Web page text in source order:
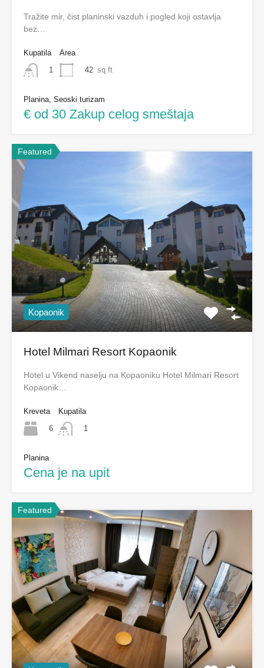
Tražite mir, čist planinski vazduh i pogled koji ostavlja
bez…
Kupatila
1
Area
42 sq ft
Planina, Seoski turizam
€ od 30 Zakup celog smeštaja
Featured
Kopaonik
Hotel Milmari Resort Kopaonik
Hotel u Vikend naselju na Kopaoniku Hotel Milmari Resort
Kopaonik…
Kreveta
6
Kupatila
1
Planina
Cena je na upit
Featured